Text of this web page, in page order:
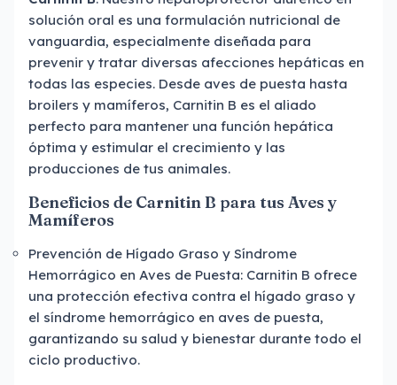
solución oral es una formulación nutricional de
vanguardia, especialmente diseñada para
prevenir y tratar diversas afecciones hepáticas en
todas las especies. Desde aves de puesta hasta
broilers y mamíferos, Carnitin B es el aliado
perfecto para mantener una función hepática
óptima y estimular el crecimiento y las
producciones de tus animales.
Beneficios de Carnitin B para tus Aves y
Mamíferos
Prevención de Hígado Graso y Síndrome
Hemorrágico en Aves de Puesta: Carnitin B ofrece
una protección efectiva contra el hígado graso y
el síndrome hemorrágico en aves de puesta,
garantizando su salud y bienestar durante todo el
ciclo productivo.